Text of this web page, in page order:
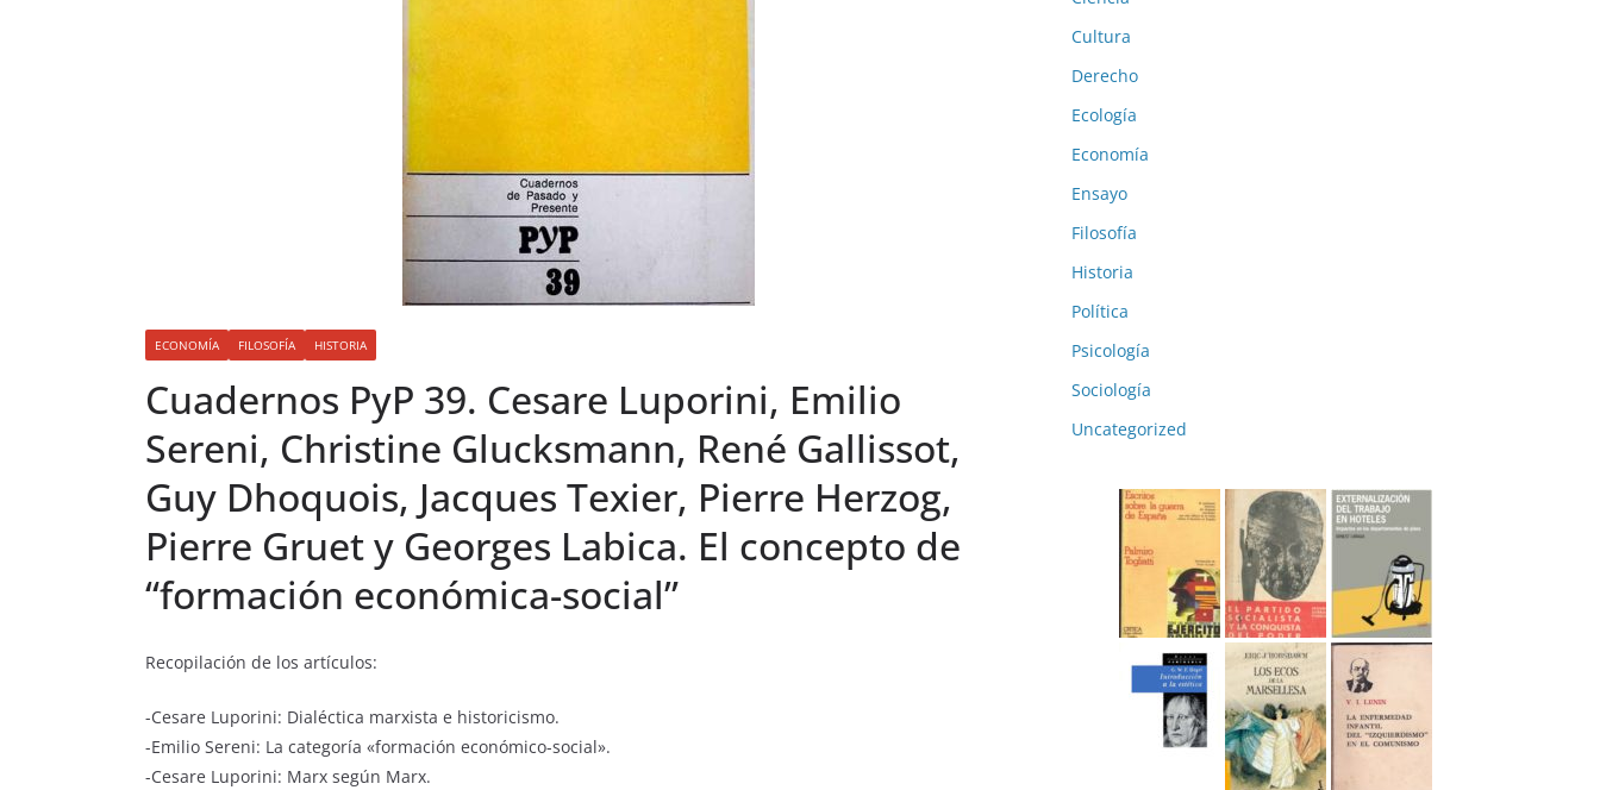
ECONOMÍA FILOSOFÍA HISTORIA
Cuadernos PyP 39. Cesare Luporini, Emilio
Sereni, Christine Glucksmann, René Gallissot,
Guy Dhoquois, Jacques Texier, Pierre Herzog,
Pierre Gruet y Georges Labica. El concepto de
“formación económica-social”
Recopilación de los artículos:
-Cesare Luporini: Dialéctica marxista e historicismo.
-Emilio Sereni: La categoría «formación económico-social».
-Cesare Luporini: Marx según Marx.
Cultura
Derecho
Ecología
Economía
Ensayo
Filosofía
Historia
Política
Psicología
Sociología
Uncategorized